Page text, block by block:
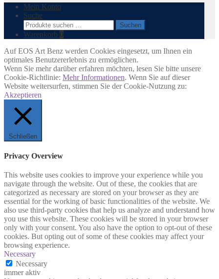
Mein Konto
Suche
Suchen
nach:
Suchen
Warenkorb 0
Auf EOS Art Benz werden Cookies eingesetzt, um Ihnen ein
optimales Benutzererlebnis zu ermöglichen.
Wenn Sie mehr darüber erfahren möchten, lesen Sie bitte unsere
Cookie-Richtlinie: Mehr Informationen. Wenn Sie auf dieser
Website weitersurfen, stimmen Sie der Cookie-Nutzung zu:
Akzeptieren
Schließen
Privacy Overview
This website uses cookies to improve your experience while you
navigate through the website. Out of these, the cookies that are
categorized as necessary are stored on your browser as they are
essential for the working of basic functionalities of the website. We
also use third-party cookies that help us analyze and understand how
you use this website. These cookies will be stored in your browser
only with your consent. You also have the option to opt-out of these
cookies. But opting out of some of these cookies may affect your
browsing experience.
Necessary
Necessary
immer aktiv